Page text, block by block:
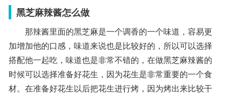
黑芝麻辣酱怎么做
那辣酱里面的黑芝麻是一个调香的一个味道，容易更
加增加他的口感，味道来说也是比较好的，所以可以选择
搭配他一起吃，味道也是非常不错的，在做黑芝麻辣酱的
时候可以选择准备好花生，因为花生是非常重要的一个食
材。在准备好花生以后把花生进行烤，因为烤出来比较干